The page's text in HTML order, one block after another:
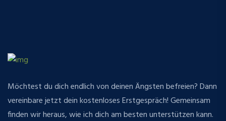
Möchtest du dich endlich von deinen Ängsten befreien? Dann
vereinbare jetzt dein kostenloses Erstgespräch! Gemeinsam
finden wir heraus, wie ich dich am besten unterstützen kann.